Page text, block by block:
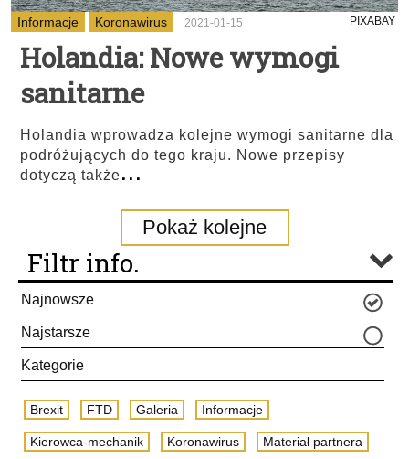
Informacje Koronawirus 2021-01-15 PIXABAY
Holandia: Nowe wymogi
sanitarne
Holandia wprowadza kolejne wymogi sanitarne dla
podróżujących do tego kraju. Nowe przepisy
dotyczą także...
Pokaż kolejne
Filtr info.
Najnowsze
Najstarsze
Kategorie
Brexit FTD Galeria Informacje
Kierowca-mechanik Koronawirus Materiał partnera